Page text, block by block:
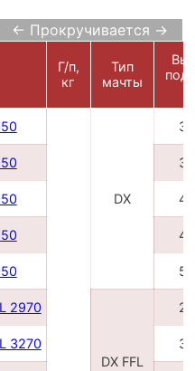
← Прокручивается →
Г/п,
кг
Тип
мачты
DX
2970
DX FFL
3270